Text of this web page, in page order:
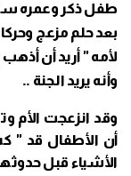
طفل ذكر وعمره
بعد حلم مزعج
لأمه " أريد أن
وأنه يريد الجنة ..
وقد انزعجت الأم
أن الأطفال قد "
الأشياء قبل